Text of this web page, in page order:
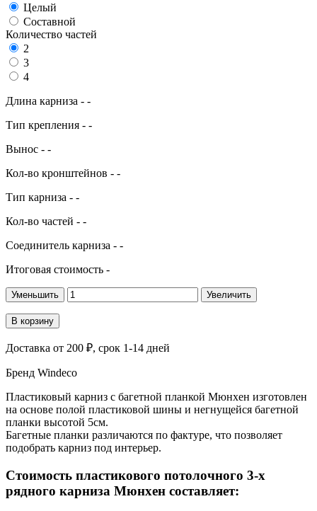
Целый
Составной
Количество частей
2
3
4
Длина карниза - -
Тип крепления - -
Вынос - -
Кол-во кронштейнов - -
Тип карниза - -
Кол-во частей - -
Соединитель карниза - -
Итоговая стоимость -
Уменьшить Увеличить
В корзину
Доставка от 200 ₽, срок 1-14 дней
Бренд Windeco
Пластиковый карниз с багетной планкой Мюнхен изготовлен
на основе полой пластиковой шины и негнущейся багетной
планки высотой 5см.
Багетные планки различаются по фактуре, что позволяет
подобрать карниз под интерьер.
Стоимость пластикового потолочного 3-х
рядного карниза Мюнхен составляет: